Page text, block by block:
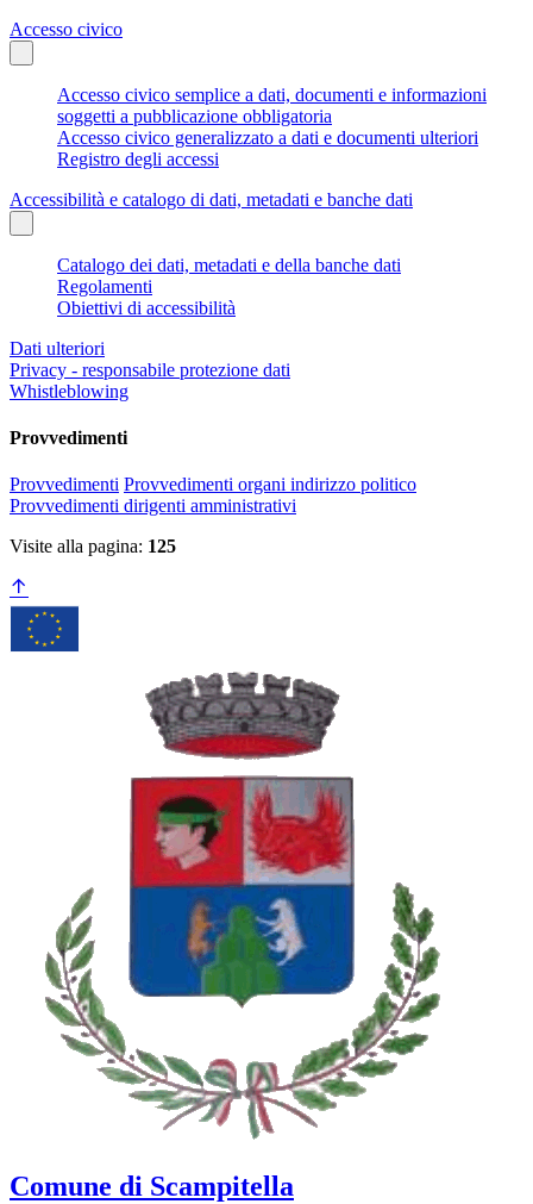
Accesso civico
Accesso civico semplice a dati, documenti e informazioni
soggetti a pubblicazione obbligatoria
Accesso civico generalizzato a dati e documenti ulteriori
Registro degli accessi
Accessibilità e catalogo di dati, metadati e banche dati
Catalogo dei dati, metadati e della banche dati
Regolamenti
Obiettivi di accessibilità
Dati ulteriori
Privacy - responsabile protezione dati
Whistleblowing
Provvedimenti
Provvedimenti Provvedimenti organi indirizzo politico
Provvedimenti dirigenti amministrativi
Visite alla pagina: 125
Comune di Scampitella